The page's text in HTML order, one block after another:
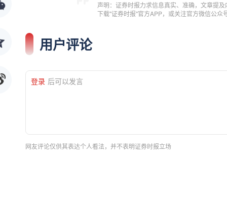
声明：证券时报力求信息真实、准确，文章提
下载"证券时报"官方APP，或关注官方微信公
用户评论
登录 后可以发言
网友评论仅供其表达个人看法，并不表明证券时报立场